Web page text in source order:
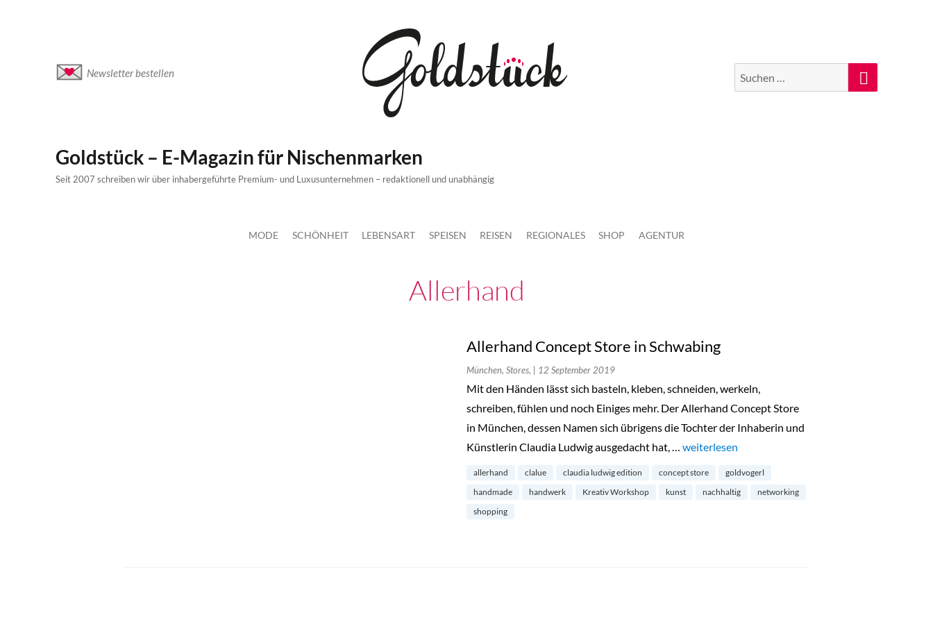
Newsletter bestellen
Suche
nach:
Suchen
Goldstück – E-Magazin für Nischenmarken
Seit 2007 schreiben wir über inhabergeführte Premium- und Luxusunternehmen – redaktionell und unabhängig
MODE SCHÖNHEIT LEBENSART SPEISEN REISEN REGIONALES SHOP AGENTUR
Allerhand
Allerhand Concept Store in Schwabing
München, Stores, | 12 September 2019
Mit den Händen lässt sich basteln, kleben, schneiden, werkeln,
schreiben, fühlen und noch Einiges mehr. Der Allerhand Concept Store
in München, dessen Namen sich übrigens die Tochter der Inhaberin und
Künstlerin Claudia Ludwig ausgedacht hat, … „Allerhand Concept Store in Schwabing“
weiterlesen
allerhand clalue claudia ludwig edition concept store
goldvogerl
handmade
handwerk Kreativ Workshop kunst nachhaltig
networking
shopping